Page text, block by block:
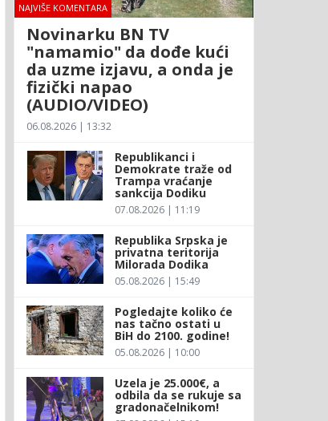
NAJVIŠE KOMENTARA
Novinarku BN TV
"namamio" da dođe kući
da uzme izjavu, a onda je
fizički napao
(AUDIO/VIDEO)
06.08.2026 | 13:32
Republikanci i
Demokrate traže od
Trampa vraćanje
sankcija Dodiku
07.08.2026 | 11:19
Republika Srpska je
privatna teritorija
Milorada Dodika
05.08.2026 | 15:49
Pogledajte koliko će
nas tačno ostati u
BiH do 2100. godine!
05.08.2026 | 10:00
Uzela je 25.000€, a
odbila da se rukuje sa
gradonačelnikom!